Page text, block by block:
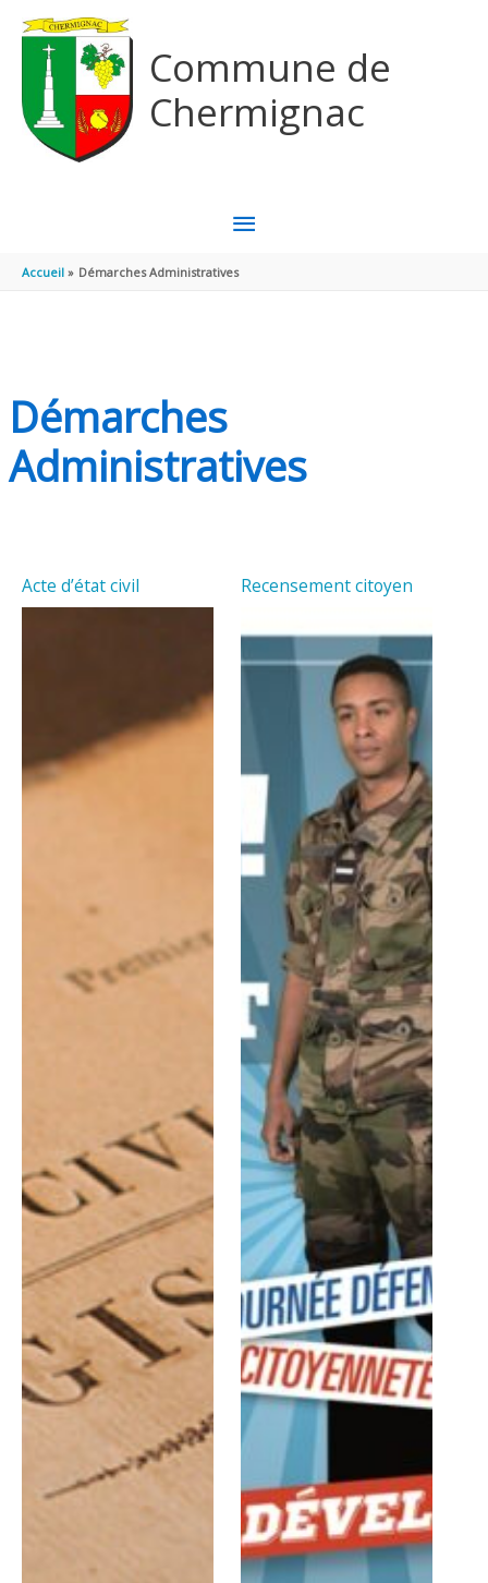
Commune de
Chermignac
MENU
PRINCIPAL
Accueil Démarches Administratives
Démarches
Administratives
Acte d’état civil Recensement citoyen